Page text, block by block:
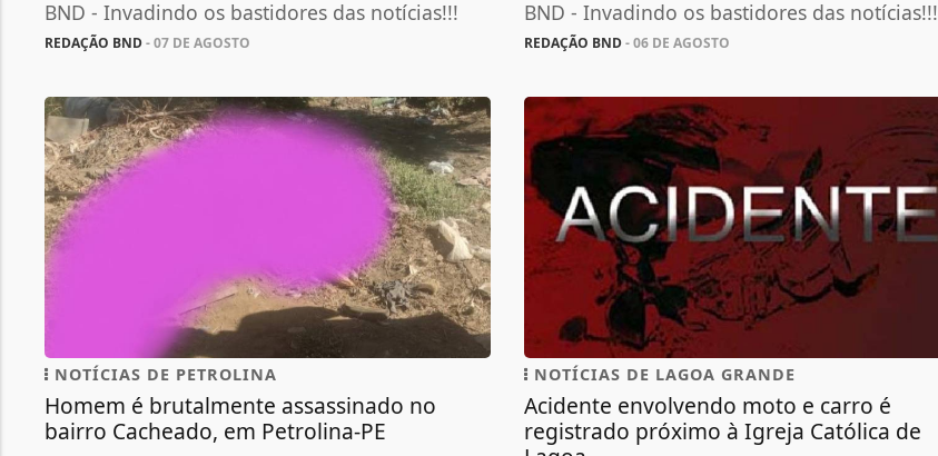
BND - Invadindo os bastidores das notícias!!!
REDAÇÃO BND- 07 DE AGOSTO
BND - Invadindo os bastidores das notícias!!!
REDAÇÃO BND- 06 DE AGOSTO
NOTÍCIAS DE PETROLINA
Homem é brutalmente assassinado no
bairro Cacheado, em Petrolina-PE
NOTÍCIAS DE LAGOA GRANDE
Acidente envolvendo moto e carro é
registrado próximo à Igreja Católica de